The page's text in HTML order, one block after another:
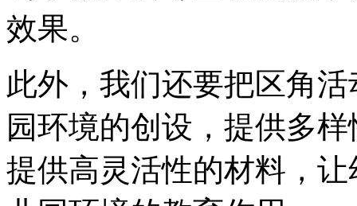
效果。
此外，我们还要把区角
园环境的创设，提供多
提供高灵活性的材料，